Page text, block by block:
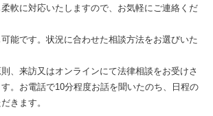
軟に対応いたしますので、お気軽にご連絡くだ
能です。状況に合わせた相談方法をお選びいた
、来訪又はオンラインにて法律相談をお受けさ
。お電話で10分程度お話を聞いたのち、日程の
きます。